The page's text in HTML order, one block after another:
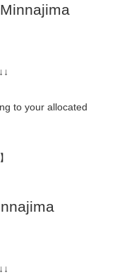
Minnajima
↓↓
to your allocated
】
↓↓